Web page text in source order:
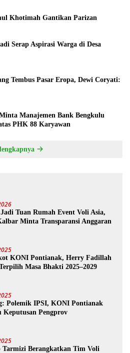
Khotimah Gantikan Parizan
Serap Aspirasi Warga di Desa
Tembus Pasar Eropa, Dewi Coryati:
Manajemen Bank Bengkulu
PHK 88 Karyawan
Jadi Tuan Rumah Event Voli Asia,
Minta Transparansi Anggaran
KONI Pontianak, Herry Fadillah
Masa Bhakti 2025–2029
Polemik IPSI, KONI Pontianak
Keputusan Pengprov
Tarmizi Berangkatkan Tim Voli